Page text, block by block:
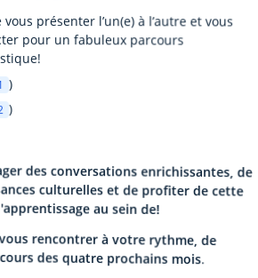
présenter l’un(e) à l’autre et vous
pour un fabuleux parcours
)
)
des conversations enrichissantes, de
culturelles et de profiter de cette
au sein de!
rencontrer à votre rythme, de
des quatre prochains mois.